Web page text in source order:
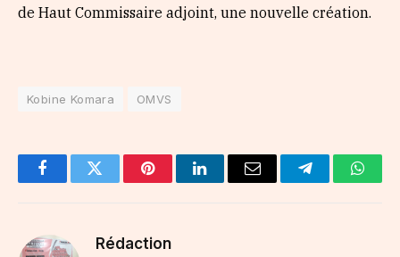
de Haut Commissaire adjoint, une nouvelle création.
Kobine Komara OMVS
FacebookTwitter PinterestLinkedInEmail Telegram
Rédaction